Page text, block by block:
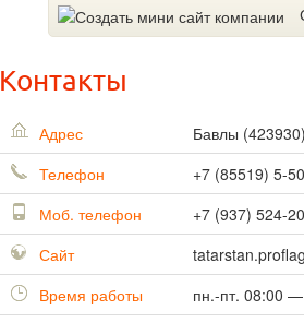
Контакты
Адрес Бавлы (423930
Телефон
+7 (85519) 5-
Моб. телефон
+7 (937) 524-
Сайт
Время работы
пн.-пт. 08:00